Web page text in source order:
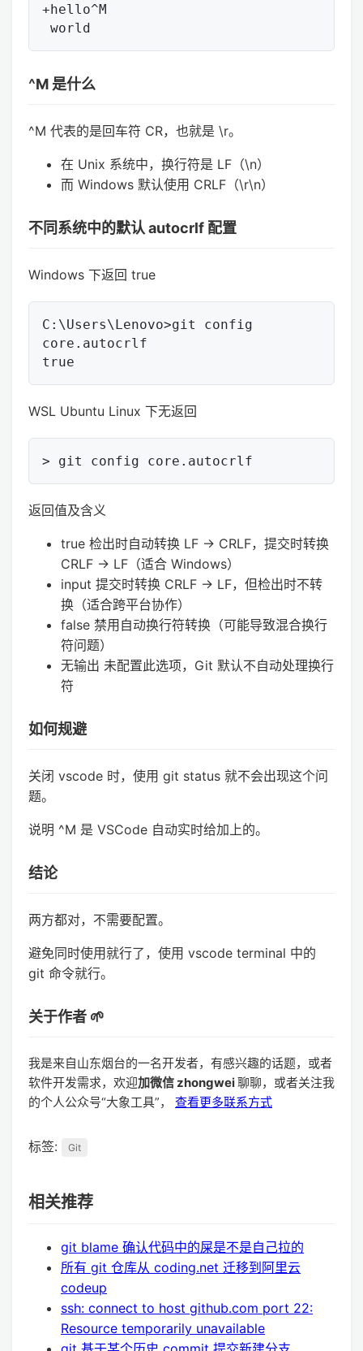
+hello^M
^M 是什么
^M 代表的是回车符 CR，也就是 \r。
在 Unix 系统中，换行符是 LF（\n）
而 Windows 默认使用 CRLF（\r\n）
不同系统中的默认 autocrlf 配置
Windows 下返回 true
C:\Users\Lenovo>git config
core.autocrlf
WSL Ubuntu Linux 下无返回
返回值及含义
true 检出时自动转换 LF → CRLF，提交时转换
CRLF → LF（适合 Windows）
input 提交时转换 CRLF → LF，但检出时不转
换（适合跨平台协作）
false 禁用自动换行符转换（可能导致混合换行
符问题）
无输出 未配置此选项，Git 默认不自动处理换行
符
如何规避
关闭 vscode 时，使用 git status 就不会出现这个问
题。
说明 ^M 是 VSCode 自动实时给加上的。
结论
两方都对，不需要配置。
避免同时使用就行了，使用 vscode terminal 中的
git 命令就行。
关于作者 🌱
我是来自山东烟台的一名开发者，有感兴趣的话题，或者
软件开发需求，欢迎加微信 zhongwei聊聊，或者关注我
的个人公众号“大象工具”， 查看更多联系方式
标签: Git
相关推荐
git blame 确认代码中的屎是不是自己拉的
所有 git 仓库从 coding.net 迁移到阿里云
codeup
ssh: connect to host github.com port 22:
Resource temporarily unavailable